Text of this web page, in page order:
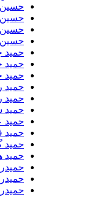
حسین کریمی
حسین گنجی
حسین گودرزی
حسین
حمید جمالزایی
حمید حریفی
حمید خندان
حمید رضوی
حمید رفیع پور
حمید شکرانه
حمید عسکری
حمید قهاری
حمید گودرزی و
حمید هیراد
حمیدرضا
حمیدرضا
حمیدرضا